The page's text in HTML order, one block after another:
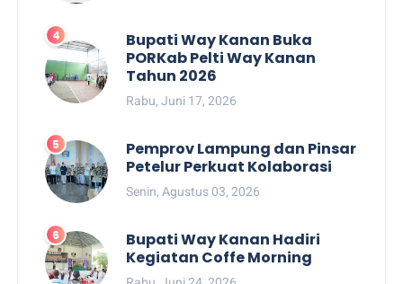
Bupati Way Kanan Buka
PORKab Pelti Way Kanan
Tahun 2026
Rabu, Juni 17, 2026
Pemprov Lampung dan Pinsar
Petelur Perkuat Kolaborasi
Senin, Agustus 03, 2026
Bupati Way Kanan Hadiri
Kegiatan Coffe Morning